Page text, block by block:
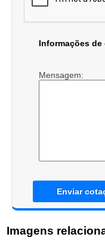
Informações
Mensagem:
Enviar
Imagens